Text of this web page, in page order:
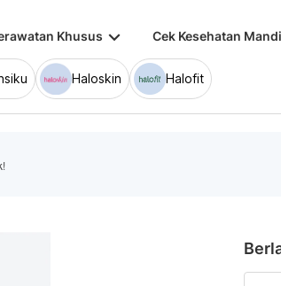
Khusus keyboard_arrow_down Cek Kesehatan
Haloskin Halofit